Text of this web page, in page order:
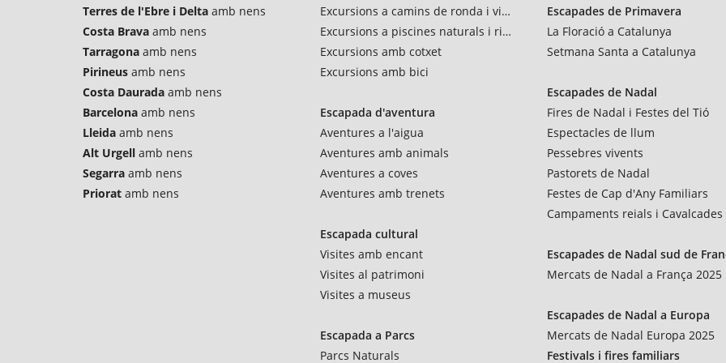
Terres de l'Ebre i Delta amb nens
Costa Brava amb nens
Tarragona amb nens
Pirineus amb nens
Costa Daurada amb nens
Barcelona amb nens
Lleida amb nens
Alt Urgell amb nens
Segarra amb nens
Priorat amb nens
Excursions a camins de ronda i vies verdes
Excursions a piscines naturals i rius
Excursions amb cotxet
Excursions amb bici
Escapada d'aventura
Aventures a l'aigua
Aventures amb animals
Aventures a coves
Aventures amb trenets
Escapada cultural
Visites amb encant
Visites al patrimoni
Visites a museus
Escapada a Parcs
Parcs Naturals
Escapades de Primavera
La Floració a Catalunya
Setmana Santa a Catalunya
Escapades de Nadal
Fires de Nadal i Festes del Tió
Espectacles de llum
Pessebres vivents
Pastorets de Nadal
Festes de Cap d'Any Familiars
Campaments reials i Cavalcades
Escapades de Nadal sud de
Mercats de Nadal a França 2025
Escapades de Nadal a Europa
Mercats de Nadal Europa 2025
Festivals i fires familiars